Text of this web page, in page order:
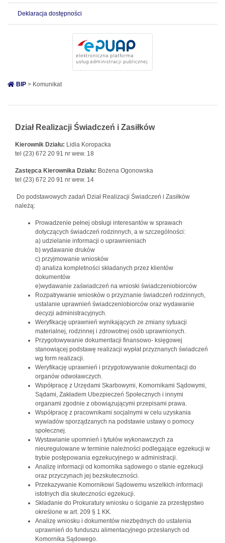
Deklaracja dostępności
BIP > Komunikat
Dział Realizacji Świadczeń i Zasiłków
Kierownik Działu: Lidia Koropacka
tel (23) 672 20 91 nr wew. 18
Zastępca Kierownika Działu: Bożena Ogonowska
tel (23) 672 20 91 nr wew. 14
Do podstawowych zadań Dział Realizacji Świadczeń i Zasiłków
należą:
Prowadzenie pełnej obsługi interesantów w sprawach
dotyczących świadczeń rodzinnych, a w szczególności:
a) udzielanie informacji o uprawnieniach
b) wydawanie druków
c) przyjmowanie wniosków
d) analiza kompletności składanych przez klientów
dokumentów
e)wydawanie zaświadczeń na wnioski świadczeniobiorców
Rozpatrywanie wniosków o przyznanie świadczeń rodzinnych,
ustalanie uprawnień świadczeniobiorców oraz wydawanie
decyzji administracyjnych.
Weryfikację uprawnień wynikających ze zmiany sytuacji
materialnej, rodzinnej i zdrowotnej osób uprawnionych.
Przygotowywanie dokumentacji finansowo- księgowej
stanowiącej podstawę realizacji wypłat przyznanych świadczeń
wg form realizacji.
Weryfikację uprawnień i przygotowywanie dokumentacji do
organów odwoławczych.
Współpracę z Urzędami Skarbowymi, Komornikami Sądowymi,
Sądami, Zakładem Ubezpieczeń Społecznych i innymi
organami zgodnie z obowiązującymi przepisami prawa.
Współpracę z pracownikami socjalnymi w celu uzyskania
wywiadów sporządzanych na podstawie ustawy o pomocy
społecznej.
Wystawianie upomnień i tytułów wykonawczych za
nieuregulowane w terminie należności podlegające egzekucji w
trybie postępowania egzekucyjnego w administracji.
Analizę informacji od komornika sądowego o stanie egzekucji
oraz przyczynach jej bezskuteczności.
Przekazywanie Komornikowi Sądowemu wszelkich informacji
istotnych dla skuteczności egzekucji.
Składanie do Prokuratury wniosku o ściganie za przestępstwo
określone w art. 209 § 1 KK.
Analizę wniosku i dokumentów niezbędnych do ustalenia
uprawnień do funduszu alimentacyjnego przesłanych od
Komornika Sądowego.